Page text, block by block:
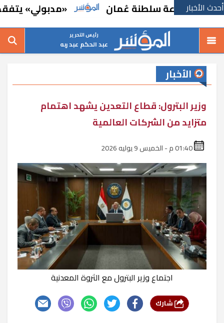
أحدث الأخبار
وصناعة سلطنة عُمان «مدبولي» يتفقد مركز
رئيس التحرير
عبد الحكم عبد ربه
الأخبار
وزير البترول: قطاع التعدين يشهد اهتمام
متزايد من الشركات العالمية
اجتماع وزير البترول مع الثروة المعدنية